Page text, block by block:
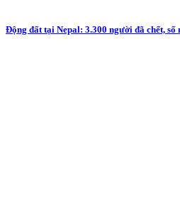
Động đất tại Nepal: 3.300 người đã chết, số